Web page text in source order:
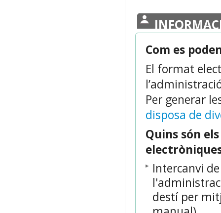
Com es
El format
Per generar
disposa de
Quins són
Intercanvi
destí per